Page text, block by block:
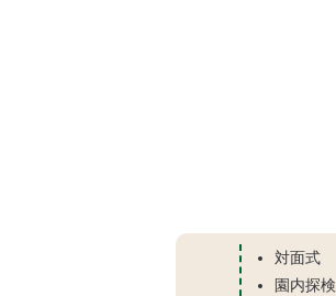
対面式
園内探検